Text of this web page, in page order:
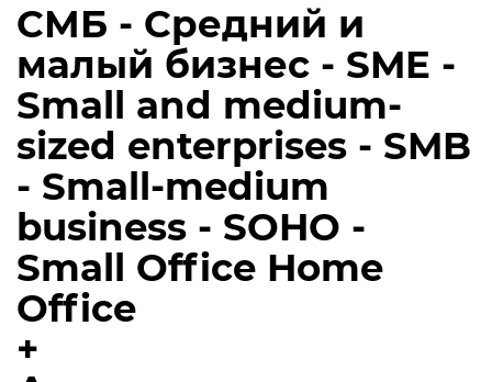
СМБ - Средний и
малый бизнес - SME -
Small and medium-
sized enterprises - SMB
- Small-medium
business - SOHO -
Small Office Home
Office
+